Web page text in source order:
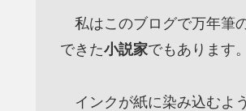
私はこのブログで万年筆
できた小説家でもあります。
インクが紙に染み込むよ